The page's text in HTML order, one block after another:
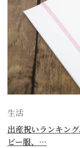
生活
出産祝いランキン
ビー服、…